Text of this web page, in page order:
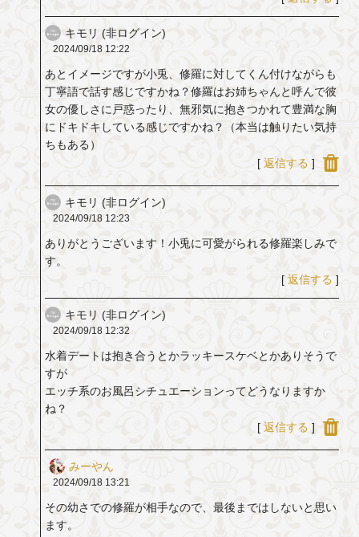
キモリ (非ログイン)
2024/09/18 12:22
あとイメージですが小兎、修羅に対してくん付けながらも
丁寧語で話す感じですかね？修羅はお姉ちゃんと呼んで彼
女の優しさに戸惑ったり、無邪気に抱きつかれて豊満な胸
にドキドキしている感じですかね？（本当は触りたい気持
ちもある）
[ 返信する ]
キモリ (非ログイン)
2024/09/18 12:23
ありがとうございます！小兎に可愛がられる修羅楽しみで
す。
[ 返信する ]
キモリ (非ログイン)
2024/09/18 12:32
水着デートは抱き合うとかラッキースケベとかありそうで
すが
エッチ系のお風呂シチュエーションってどうなりますか
ね？
[ 返信する ]
みーやん
2024/09/18 13:21
その幼さでの修羅が相手なので、最後まではしないと思い
ます。